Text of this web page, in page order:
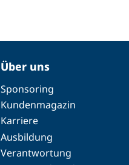
Über uns
Sponsoring
Kundenmagazin
Karriere
Ausbildung
Verantwortung